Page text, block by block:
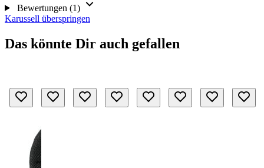
Bewertungen (1)
Karussell überspringen
Das könnte Dir auch gefallen